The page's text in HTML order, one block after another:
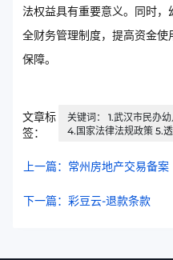
法权益具有重要意义。同时
全财务管理制度，提高资金
保障。
文章标
签：
关键词： 1.武汉市民办
4.国家法律法规政策 5.
上一篇：常州房地产交易备案
下一篇：彩豆云-退款条款